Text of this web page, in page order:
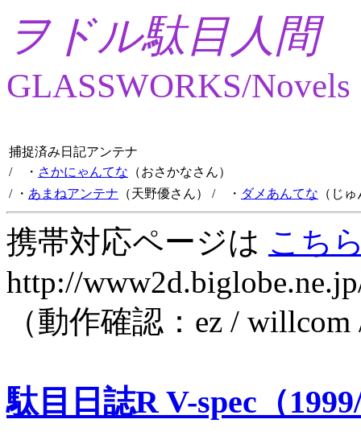
ヲドル駄目人間
GLASSWORKS/Novels
捕捉済み日記アンテナ
/ ・ さかにゃんてな （おさかなさん）
/ ・ あまねアンテナ （天野優さん） / ・ ダメあんてな （じ
携帯対応ページは こち
http://
（動作確認：ez /
駄目日誌R V-spec（